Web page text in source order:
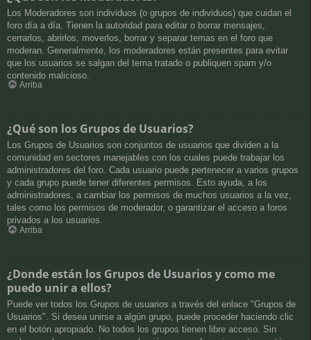
Los Moderadores son individuos (o grupos de individuos) que cuidan el
foro día a día. Tienen la autoridad para editar o borrar mensajes,
cerrarlos, abrirlos, moverlos, borrar y separar temas en el foro que
moderan. Generalmente, los moderadores están presentes para evitar
que los usuarios se salgan del tema tratado o publiquen spam y/o
contenido malicioso.
Arriba
¿Qué son los Grupos de Usuarios?
Los Grupos de Usuarios son conjuntos de usuarios que dividen a la
comunidad en sectores manejables con los cuales puede trabajar los
administradores del foro. Cada usuario puede pertenecer a varios grupos
y cada grupo puede tener diferentes permisos. Esto ayuda, a los
administradores, a cambiar los permisos de muchos usuarios a la vez,
tales como los permisos de moderador, o garantizar el acceso a foros
privados a los usuarios.
Arriba
¿Donde están los Grupos de Usuarios y como me
puedo unir a ellos?
Puede ver todos los Grupos de usuarios a través del enlace "Grupos de
Usuarios". Si desea unirse a algún grupo, puede proceder haciendo clic
en el botón apropiado. No todos los grupos tienen libre acceso. Sin